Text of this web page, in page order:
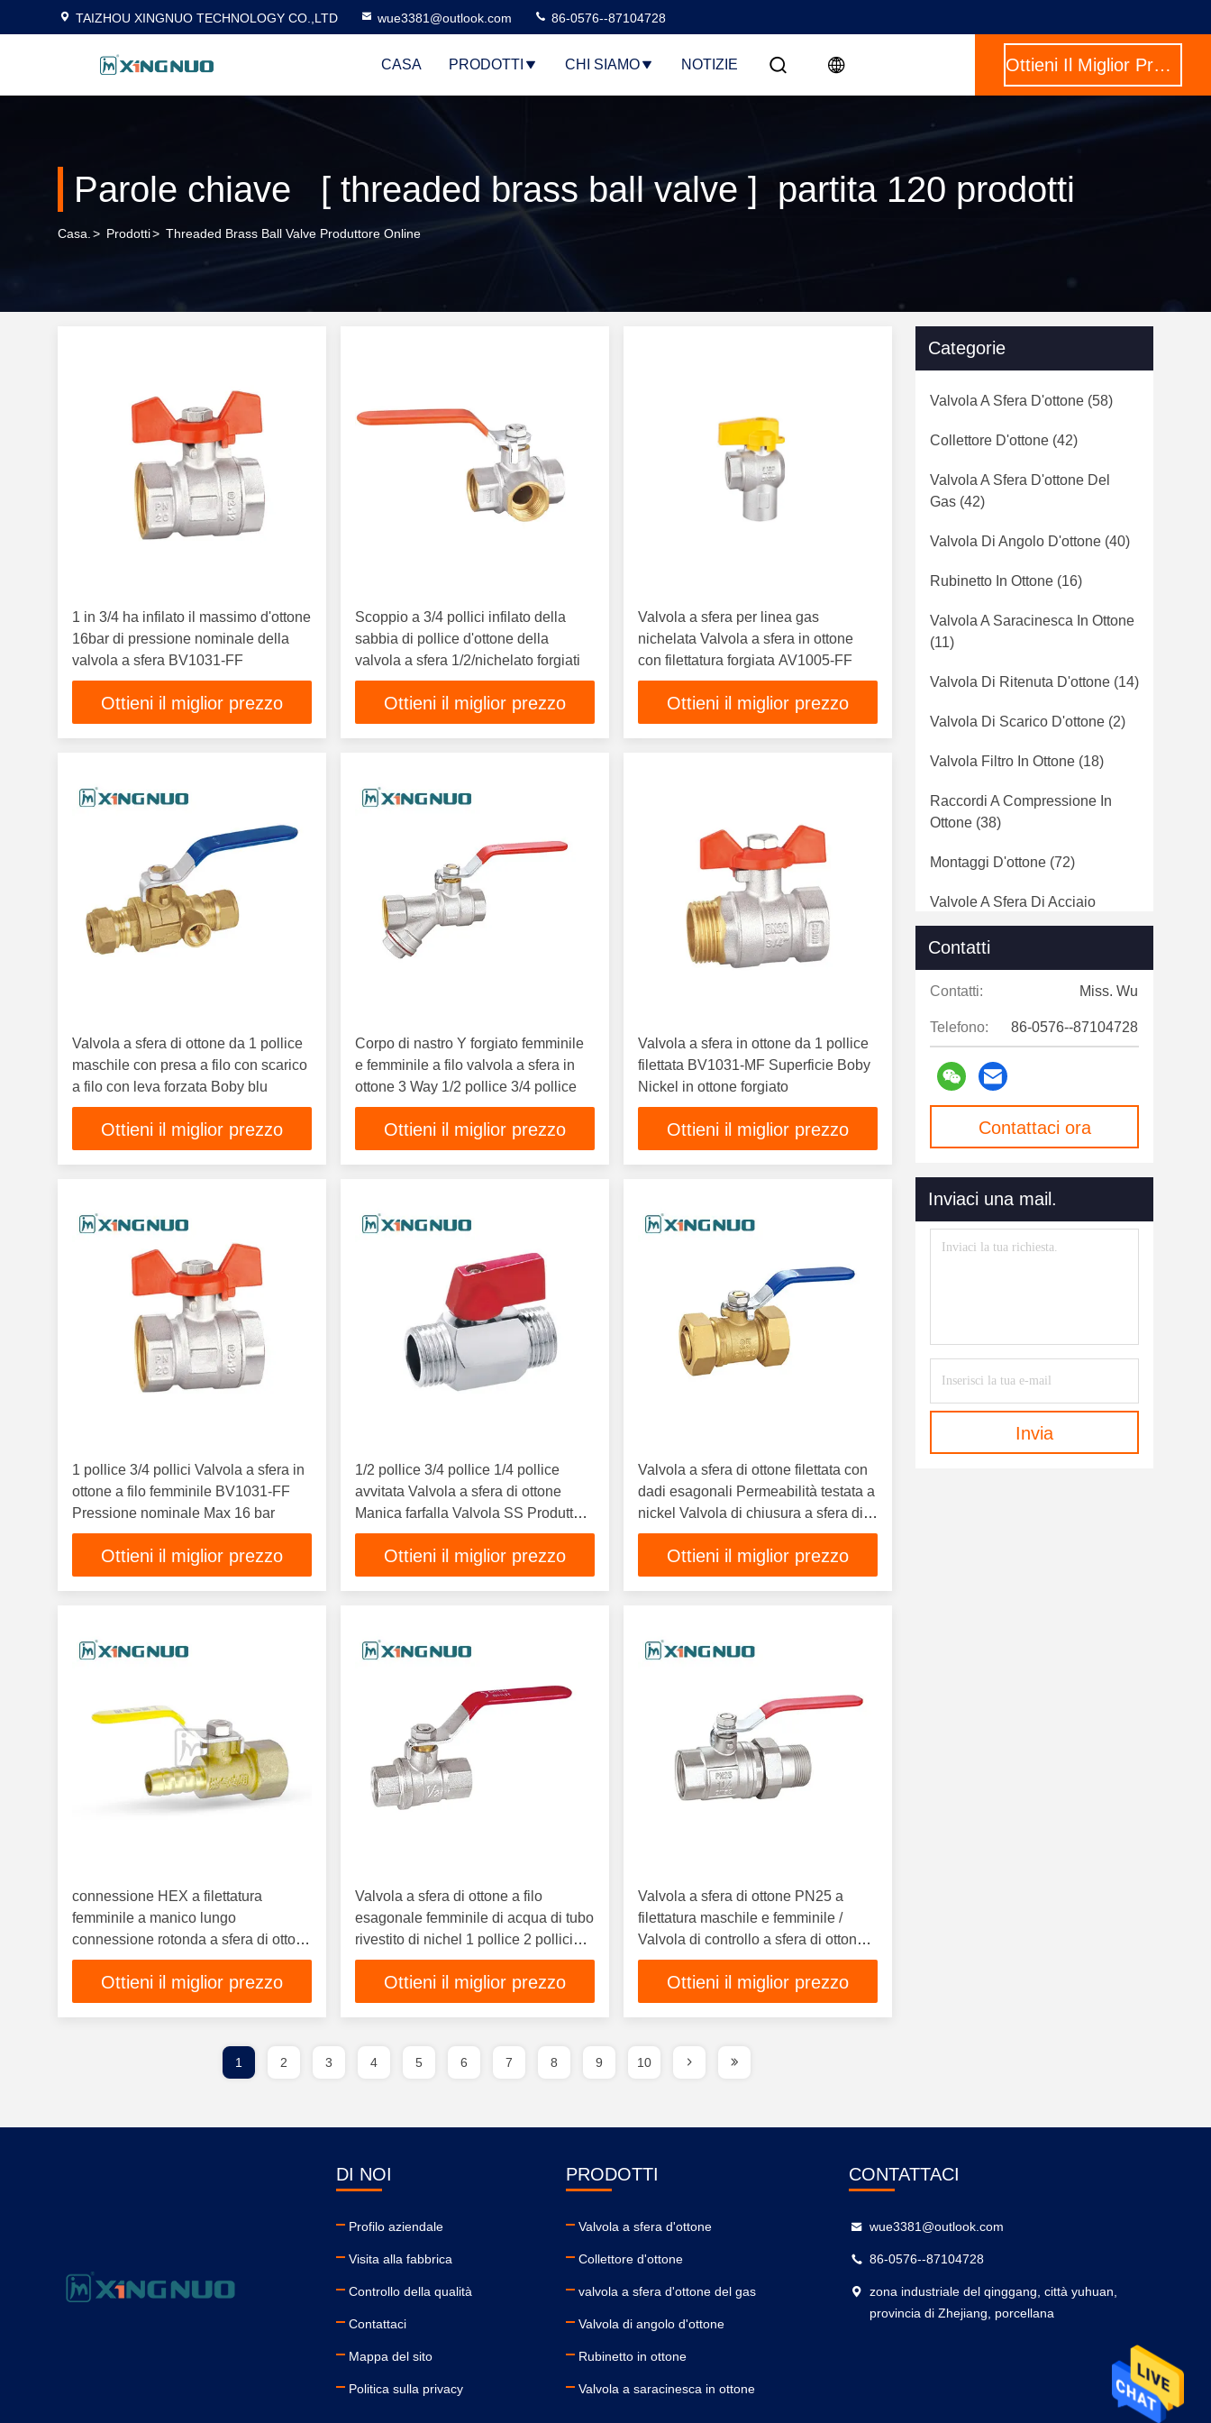
TAIZHOU XINGNUO TECHNOLOGY CO.,LTD wue3381@outlook.com 86-0576--87104728
CASA PRODOTTI CHI SIAMO NOTIZIE Ottieni Il Miglior Prezzo
Parole chiave [ threaded brass ball valve ] partita 120 prodotti
Casa. > Prodotti> Threaded Brass Ball Valve Produttore Online
1 in 3/4 ha infilato il massimo d'ottone
16bar di pressione nominale della
valvola a sfera BV1031-FF
Ottieni il miglior prezzo
Scoppio a 3/4 pollici infilato della
sabbia di pollice d'ottone della
valvola a sfera 1/2/nichelato forgiati
Ottieni il miglior prezzo
Valvola a sfera per linea gas
nichelata Valvola a sfera in ottone
con filettatura forgiata AV1005-FF
Ottieni il miglior prezzo
Valvola a sfera di ottone da 1 pollice
maschile con presa a filo con scarico
a filo con leva forzata Boby blu
Ottieni il miglior prezzo
Corpo di nastro Y forgiato femminile
e femminile a filo valvola a sfera in
ottone 3 Way 1/2 pollice 3/4 pollice
Ottieni il miglior prezzo
Valvola a sfera in ottone da 1 pollice
filettata BV1031-MF Superficie Boby
Nickel in ottone forgiato
Ottieni il miglior prezzo
1 pollice 3/4 pollici Valvola a sfera in
ottone a filo femminile BV1031-FF
Pressione nominale Max 16 bar
Ottieni il miglior prezzo
1/2 pollice 3/4 pollice 1/4 pollice
avvitata Valvola a sfera di ottone
Manica farfalla Valvola SS Produttori
per il montaggio di tubi di gas
d'acquaOttieni il miglior prezzo
Valvola a sfera di ottone filettata con
dadi esagonali Permeabilità testata a
nickel Valvola di chiusura a sfera di
ottone placcata con funzionamento a
quarto giro
Ottieni il miglior prezzo
connessione HEX a filettatura
femminile a manico lungo
connessione rotonda a sfera di ottone
Valvola a sfera di tiro Superficie di
finitura connessioni terminali a
filettatura
Ottieni il miglior prezzo
Valvola a sfera di ottone a filo
esagonale femminile di acqua di tubo
rivestito di nichel 1 pollice 2 pollici
Sand Blaster Maniglia rossa
Ottieni il miglior prezzo
Valvola a sfera di ottone PN25 a
filettatura maschile e femminile /
Valvola di controllo a sfera di ottone
con UL CSA FM approvato
Ottieni il miglior prezzo
Categorie
Valvola A Sfera D'ottone (58)
Collettore D'ottone (42)
Valvola A Sfera D'ottone Del
Gas (42)
Valvola Di Angolo D'ottone (40)
Rubinetto In Ottone (16)
Valvola A Saracinesca In Ottone
(11)
Valvola Di Ritenuta D'ottone (14)
Valvola Di Scarico D'ottone (2)
Valvola Filtro In Ottone (18)
Raccordi A Compressione In
Ottone (38)
Montaggi D'ottone (72)
Valvole A Sfera Di Acciaio
Inossidabile(10)
(20)
Montaggi Di Acciaio Inossidabile
(10)
Valse Di Controllo In Acciaio
Inossidabile(3)
Valvole Di Scarico In Acciaio
Contatti
Contatti: Miss. Wu
Telefono: 86-0576--87104728
Contattaci ora
Inviaci una mail.
Invia
1 2 3 4 5 6 7 8 9 10
DI NOI
Profilo aziendale
Visita alla fabbrica
Controllo della qualità
Contattaci
Mappa del sito
Politica sulla privacy
PRODOTTI
Valvola a sfera d'ottone
Collettore d'ottone
valvola a sfera d'ottone del gas
Valvola di angolo d'ottone
Rubinetto in ottone
Valvola a saracinesca in ottone
CONTATTACI
wue3381@outlook.com
86-0576--87104728
zona industriale del qinggang, città yuhuan,
provincia di Zhejiang, porcellana